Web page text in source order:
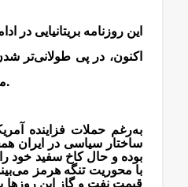
این روزنامه بریتانیایی در
اکنون، در پی طولانی‌تر
موقعیت دشواری می‌بیند.
به‌رغم حملات فزاینده
ساختار سیاسی در ایران
بوده و حال کاخ سفید خود
با محوریت تنگه هرمز